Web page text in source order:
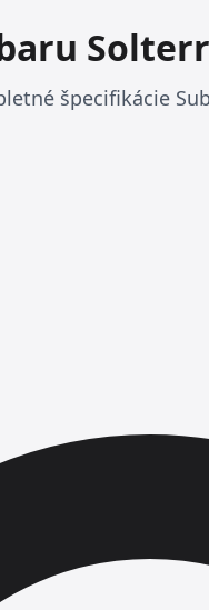
špecifikácie